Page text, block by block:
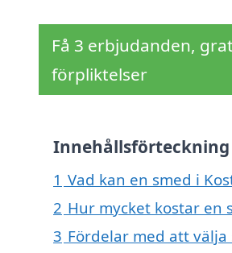
Få 3 erbjudanden,
förpliktelser
Innehållsförteckning
1 Vad kan en smed i
2 Hur mycket kostar en
3 Fördelar med att välja